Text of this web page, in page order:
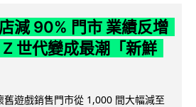
減 90% 門市 業績反增
世代變成最潮「新鮮
舊遊戲銷售門市從 1,000 間大幅減至